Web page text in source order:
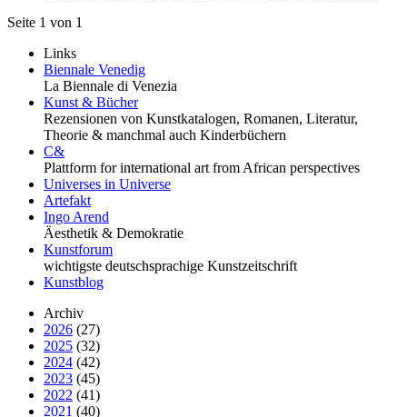
Seite 1 von 1
Links
Biennale Venedig
La Biennale di Venezia
Kunst & Bücher
Rezensionen von Kunstkatalogen, Romanen, Literatur,
Theorie & manchmal auch Kinderbüchern
C&
Plattform for international art from African perspectives
Universes in Universe
Artefakt
Ingo Arend
Äesthetik & Demokratie
Kunstforum
wichtigste deutschsprachige Kunstzeitschrift
Kunstblog
Archiv
2026 (27)
2025 (32)
2024 (42)
2023 (45)
2022 (41)
2021 (40)